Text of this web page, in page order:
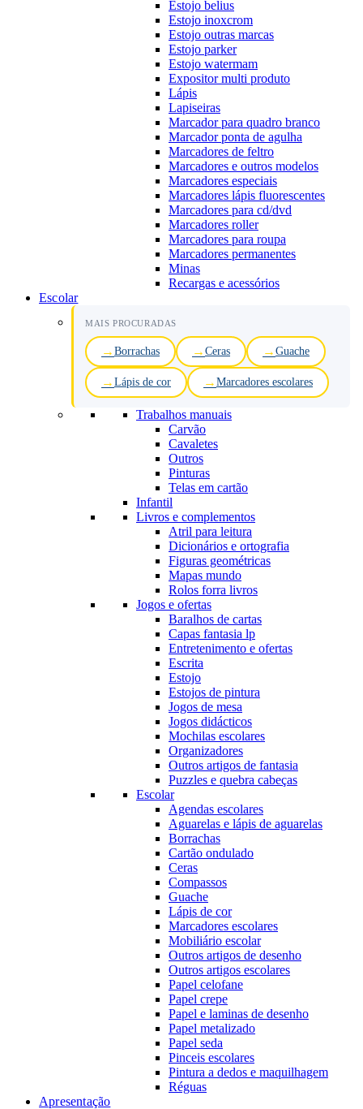
Estojo belius
Estojo inoxcrom
Estojo outras marcas
Estojo parker
Estojo watermam
Expositor multi produto
Lápis
Lapiseiras
Marcador para quadro branco
Marcador ponta de agulha
Marcadores de feltro
Marcadores e outros modelos
Marcadores especiais
Marcadores lápis fluorescentes
Marcadores para cd/dvd
Marcadores roller
Marcadores para roupa
Marcadores permanentes
Minas
Recargas e acessórios
Escolar
MAIS PROCURADAS
Borrachas Ceras Guache
Lápis de cor Marcadores escolares
Trabalhos manuais
Carvão
Cavaletes
Outros
Pinturas
Telas em cartão
Infantil
Livros e complementos
Atril para leitura
Dicionários e ortografia
Figuras geométricas
Mapas mundo
Rolos forra livros
Jogos e ofertas
Baralhos de cartas
Capas fantasia lp
Entretenimento e ofertas
Escrita
Estojo
Estojos de pintura
Jogos de mesa
Jogos didácticos
Mochilas escolares
Organizadores
Outros artigos de fantasia
Puzzles e quebra cabeças
Escolar
Agendas escolares
Aguarelas e lápis de aguarelas
Borrachas
Cartão ondulado
Ceras
Compassos
Guache
Lápis de cor
Marcadores escolares
Mobiliário escolar
Outros artigos de desenho
Outros artigos escolares
Papel celofane
Papel crepe
Papel e laminas de desenho
Papel metalizado
Papel seda
Pinceis escolares
Pintura a dedos e maquilhagem
Réguas
Apresentação